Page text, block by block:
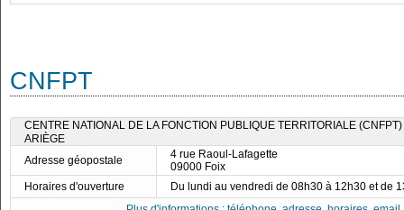
CNFPT
CENTRE NATIONAL DE LA FONCTION PUBLIQUE TERRITORIALE
ARIÈGE
Adresse géopostale
4 rue Raoul-Lafagette
09000 Foix
Horaires d'ouverture
Du lundi au vendredi de 08h30 à 12h30 et de